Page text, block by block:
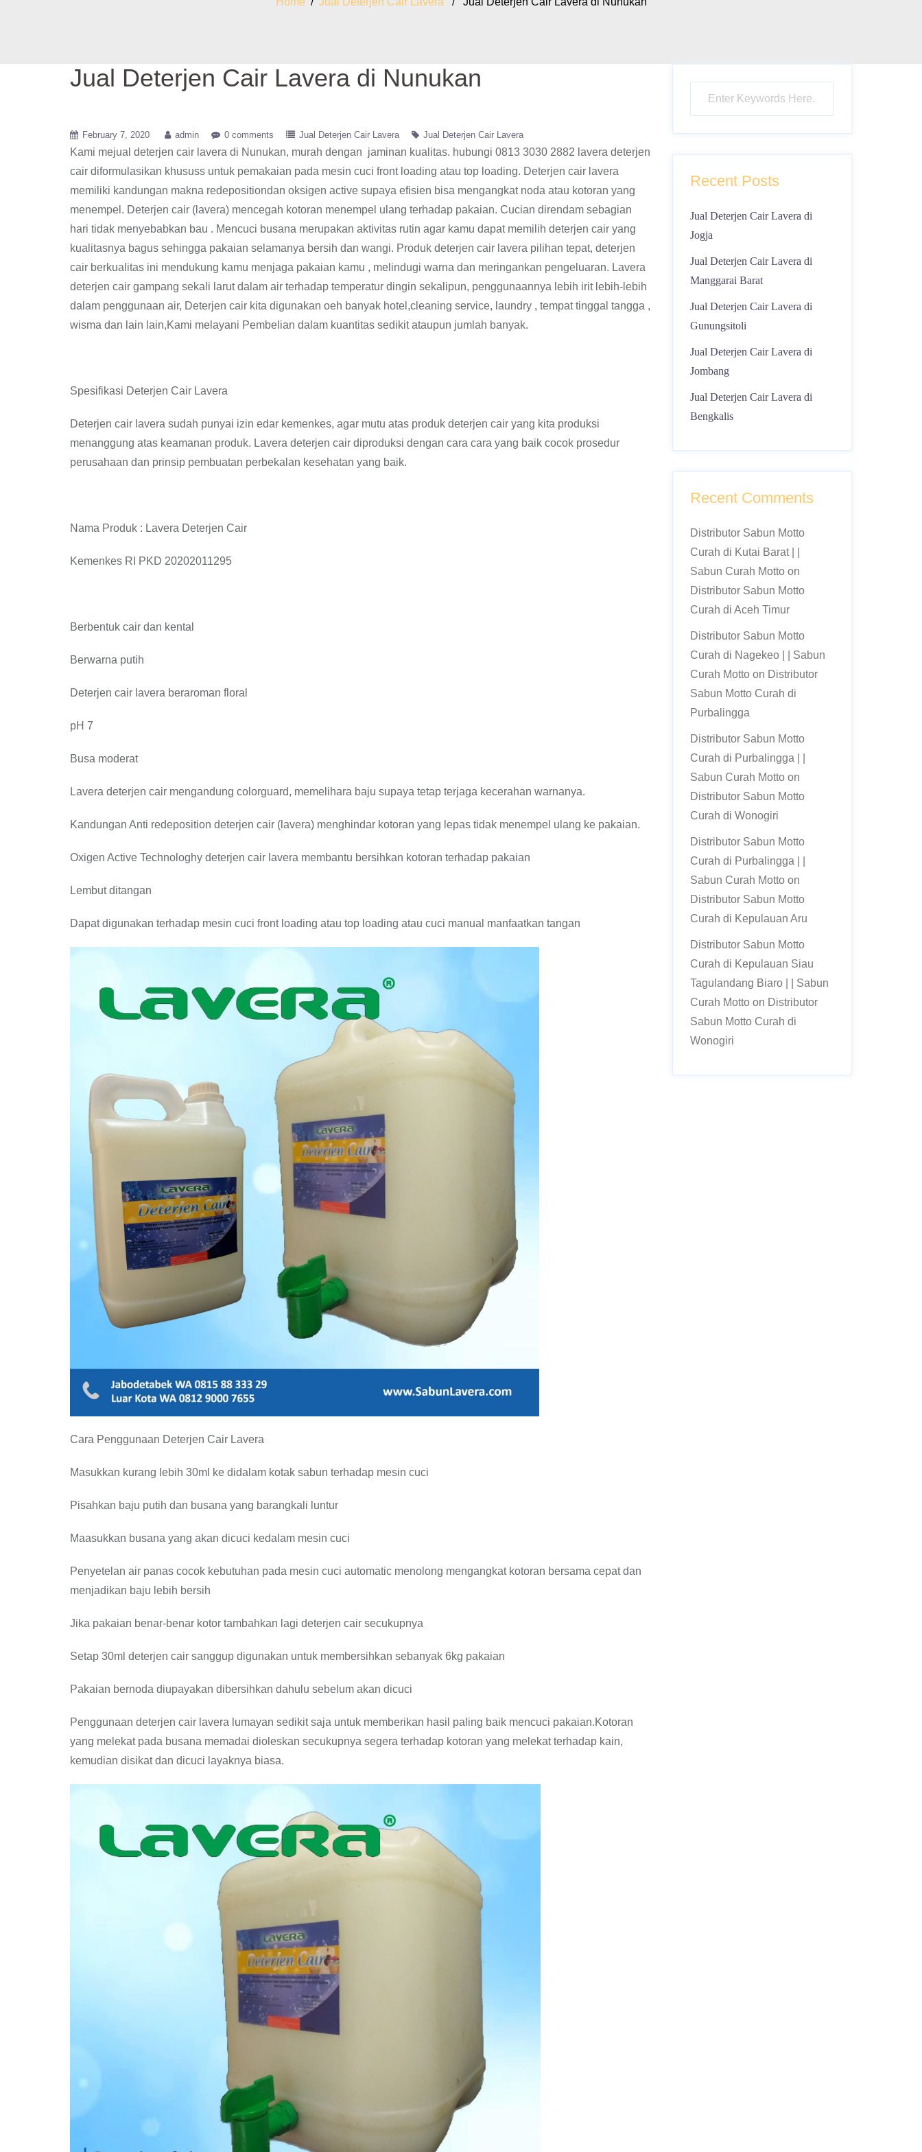
Jual Deterjen Cair Lavera di Nunukan
February 7, 2020 admin 0 comments Jual Deterjen Cair Lavera Jual Deterjen Cair Lavera
Kami mejual deterjen cair lavera di Nunukan, murah dengan jaminan kualitas. hubungi 0813 3030 2882 lavera deterjen
cair diformulasikan khususs untuk pemakaian pada mesin cuci front loading atau top loading. Deterjen cair lavera
memiliki kandungan makna redepositiondan oksigen active supaya efisien bisa mengangkat noda atau kotoran yang
menempel. Deterjen cair (lavera) mencegah kotoran menempel ulang terhadap pakaian. Cucian direndam sebagian
hari tidak menyebabkan bau . Mencuci busana merupakan aktivitas rutin agar kamu dapat memilih deterjen cair yang
kualitasnya bagus sehingga pakaian selamanya bersih dan wangi. Produk deterjen cair lavera pilihan tepat, deterjen
cair berkualitas ini mendukung kamu menjaga pakaian kamu , melindugi warna dan meringankan pengeluaran. Lavera
deterjen cair gampang sekali larut dalam air terhadap temperatur dingin sekalipun, penggunaannya lebih irit lebih-lebih
dalam penggunaan air, Deterjen cair kita digunakan oeh banyak hotel,cleaning service, laundry , tempat tinggal tangga ,
wisma dan lain lain,Kami melayani Pembelian dalam kuantitas sedikit ataupun jumlah banyak.
Spesifikasi Deterjen Cair Lavera
Deterjen cair lavera sudah punyai izin edar kemenkes, agar mutu atas produk deterjen cair yang kita produksi
menanggung atas keamanan produk. Lavera deterjen cair diproduksi dengan cara cara yang baik cocok prosedur
perusahaan dan prinsip pembuatan perbekalan kesehatan yang baik.
Nama Produk : Lavera Deterjen Cair
Kemenkes RI PKD 20202011295
Berbentuk cair dan kental
Berwarna putih
Deterjen cair lavera beraroman floral
pH 7
Busa moderat
Lavera deterjen cair mengandung colorguard, memelihara baju supaya tetap terjaga kecerahan warnanya.
Kandungan Anti redeposition deterjen cair (lavera) menghindar kotoran yang lepas tidak menempel ulang ke pakaian.
Oxigen Active Technologhy deterjen cair lavera membantu bersihkan kotoran terhadap pakaian
Lembut ditangan
Dapat digunakan terhadap mesin cuci front loading atau top loading atau cuci manual manfaatkan tangan
Cara Penggunaan Deterjen Cair Lavera
Masukkan kurang lebih 30ml ke didalam kotak sabun terhadap mesin cuci
Pisahkan baju putih dan busana yang barangkali luntur
Maasukkan busana yang akan dicuci kedalam mesin cuci
Penyetelan air panas cocok kebutuhan pada mesin cuci automatic menolong mengangkat kotoran bersama cepat dan
menjadikan baju lebih bersih
Jika pakaian benar-benar kotor tambahkan lagi deterjen cair secukupnya
Setap 30ml deterjen cair sanggup digunakan untuk membersihkan sebanyak 6kg pakaian
Pakaian bernoda diupayakan dibersihkan dahulu sebelum akan dicuci
Penggunaan deterjen cair lavera lumayan sedikit saja untuk memberikan hasil paling baik mencuci pakaian.Kotoran
yang melekat pada busana memadai dioleskan secukupnya segera terhadap kotoran yang melekat terhadap kain,
kemudian disikat dan dicuci layaknya biasa.
Recent Posts
Jual Deterjen Cair Lavera di
Jogja
Jual Deterjen Cair Lavera di
Manggarai Barat
Jual Deterjen Cair Lavera di
Gunungsitoli
Jual Deterjen Cair Lavera di
Jombang
Jual Deterjen Cair Lavera di
Bengkalis
Recent Comments
Distributor Sabun Motto
Curah di Kutai Barat | |
Sabun Curah Mottoon
Distributor Sabun Motto
Curah di Aceh Timur
Distributor Sabun Motto
Curah di Nagekeo | | Sabun
Curah Mottoon Distributor
Sabun Motto Curah di
Purbalingga
Distributor Sabun Motto
Curah di Purbalingga | |
Sabun Curah Mottoon
Distributor Sabun Motto
Curah di Wonogiri
Distributor Sabun Motto
Curah di Purbalingga | |
Sabun Curah Mottoon
Distributor Sabun Motto
Curah di Kepulauan Aru
Distributor Sabun Motto
Curah di Kepulauan Siau
Tagulandang Biaro | | Sabun
Curah Mottoon Distributor
Sabun Motto Curah di
Wonogiri